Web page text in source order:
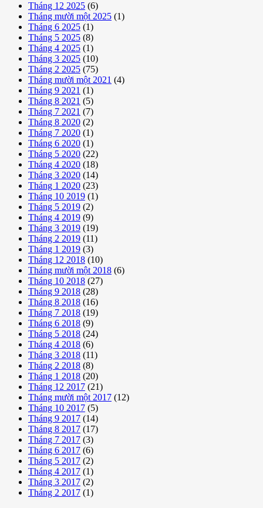
Tháng 12 2025 (6)
Tháng mười một 2025 (1)
Tháng 6 2025 (1)
Tháng 5 2025 (8)
Tháng 4 2025 (1)
Tháng 3 2025 (10)
Tháng 2 2025 (75)
Tháng mười một 2021 (4)
Tháng 9 2021 (1)
Tháng 8 2021 (5)
Tháng 7 2021 (7)
Tháng 8 2020 (2)
Tháng 7 2020 (1)
Tháng 6 2020 (1)
Tháng 5 2020 (22)
Tháng 4 2020 (18)
Tháng 3 2020 (14)
Tháng 1 2020 (23)
Tháng 10 2019 (1)
Tháng 5 2019 (2)
Tháng 4 2019 (9)
Tháng 3 2019 (19)
Tháng 2 2019 (11)
Tháng 1 2019 (3)
Tháng 12 2018 (10)
Tháng mười một 2018 (6)
Tháng 10 2018 (27)
Tháng 9 2018 (28)
Tháng 8 2018 (16)
Tháng 7 2018 (19)
Tháng 6 2018 (9)
Tháng 5 2018 (24)
Tháng 4 2018 (6)
Tháng 3 2018 (11)
Tháng 2 2018 (8)
Tháng 1 2018 (20)
Tháng 12 2017 (21)
Tháng mười một 2017 (12)
Tháng 10 2017 (5)
Tháng 9 2017 (14)
Tháng 8 2017 (17)
Tháng 7 2017 (3)
Tháng 6 2017 (6)
Tháng 5 2017 (2)
Tháng 4 2017 (1)
Tháng 3 2017 (2)
Tháng 2 2017 (1)